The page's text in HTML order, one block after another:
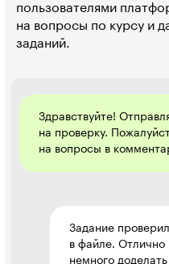
пользователями
на вопросы по курсу и
заданий.
Здравствуйте!
на проверку.
на вопросы в
Задание
в файле. Отлично
немного